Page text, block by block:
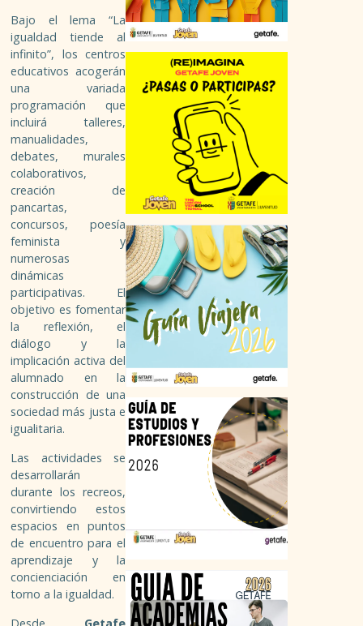
PROYECTOS CENTRALES
PARTICIPACIÓN
ASOCIACIONISMO
ASOCIACIONES DE GETAFE
OTRAS FORMAS
EMPLEO
GARANTÍA JUVENIL
RECURSOS DE EMPLEO GETAFE
ADMINISTRACIÓN PÚBLICA
BÚSQUEDA EN INTERNET
EMPLEO EN EL EXTRANJERO
CERTIFICADO DE DELITOS SEXUALES
FORMACIÓN
Bajo el lema “La
igualdad tiende al
infinito”, los centros
educativos acogerán
una variada
programación que
incluirá talleres,
manualidades,
debates, murales
colaborativos,
creación de
pancartas,
concursos, poesía
feminista y
numerosas
dinámicas
participativas. El
objetivo es fomentar
la reflexión, el
diálogo y la
implicación activa del
alumnado en la
construcción de una
sociedad más justa e
igualitaria.
Las actividades se
desarrollarán
durante los recreos,
convirtiendo estos
espacios en puntos
de encuentro para el
aprendizaje y la
concienciación en
torno a la igualdad.